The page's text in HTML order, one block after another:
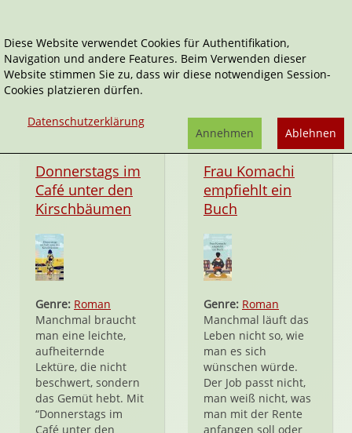
Kindler
Donnerstags im
Café unter den
Kirschbäumen
Genre: Roman
Manchmal braucht
man eine leichte,
aufheiternde
Lektüre, die nicht
beschwert, sondern
das Gemüt hebt. Mit
“Donnerstags im
Café unter den
Hardcover
Frau Komachi
empfiehlt ein
Buch
Genre: Roman
Manchmal läuft das
Leben nicht so, wie
man es sich
wünschen würde.
Der Job passt nicht,
man weiß nicht, was
man mit der Rente
anfangen soll oder
Diese Website verwendet Cookies für Authentifikation,
Navigation und andere Features. Beim Verwenden dieser
Website stimmen Sie zu, dass wir diese notwendigen Session-
Cookies platzieren dürfen.
Datenschutzerklärung
Ablehnen
Annehmen